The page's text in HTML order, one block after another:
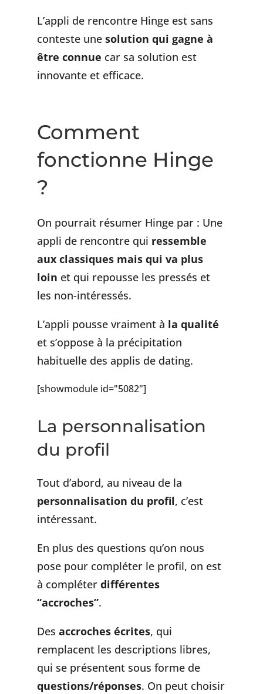
L’appli de rencontre Hinge est sans
conteste une solution qui gagne à
être connue car sa solution est
innovante et efficace.
Comment
fonctionne Hinge
?
On pourrait résumer Hinge par : Une
appli de rencontre qui ressemble
aux classiques mais qui va plus
loin et qui repousse les pressés et
les non-intéressés.
L’appli pousse vraiment à la qualité
et s’oppose à la précipitation
habituelle des applis de dating.
[showmodule id="5082"]
La personnalisation
du profil
Tout d’abord, au niveau de la
personnalisation du profil, c’est
intéressant.
En plus des questions qu’on nous
pose pour compléter le profil, on est
à compléter différentes
“accroches”.
Des accroches écrites, qui
remplacent les descriptions libres,
qui se présentent sous forme de
questions/réponses. On peut choisir